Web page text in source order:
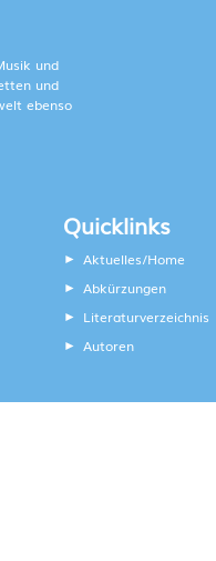
und
und
ebenso
Quicklinks
Aktuelles/Home
Abkürzungen
Literaturverzeichnis
Autoren